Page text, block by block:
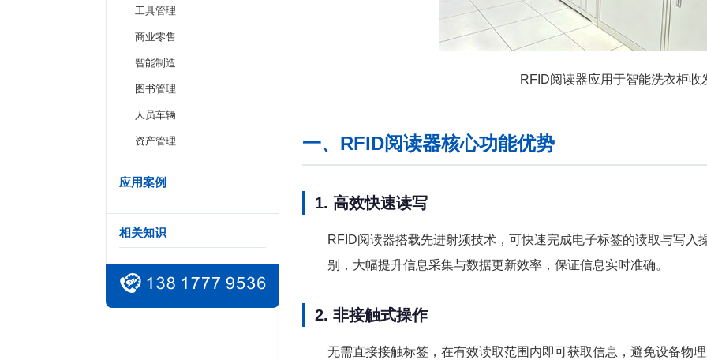
工具管理
商业零售
智能制造
图书管理
人员车辆
资产管理
应用案例
相关知识
RFID阅读器应用于智能洗衣柜收
一、RFID阅读器核心功能优势
1. 高效快速读写
RFID阅读器搭载先进射频技术，可快速完成电子标签的读取与写入
别，大幅提升信息采集与数据更新效率，保证信息实时准确。
2. 非接触式操作
无需直接接触标签，在有效读取范围内即可获取信息，避免设备物